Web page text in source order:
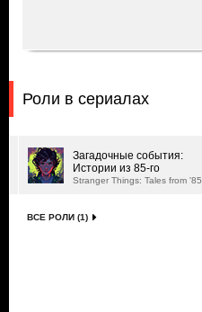
Роли в сериалах
Загадочные события:
Истории из 85-го
Stranger Things: Tales from '85
ВСЕ РОЛИ (1)